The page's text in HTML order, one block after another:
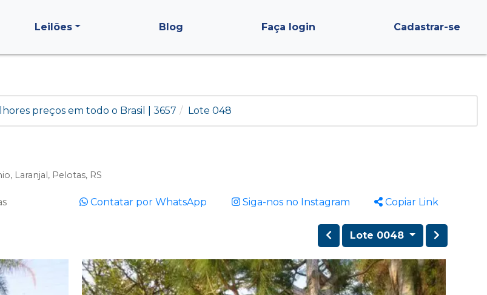
Leilões Blog Faça login Cadastrar-se
preços em todo o Brasil | 3657 Lote 048
Laranjal, Pelotas, RS
Contatar por WhatsApp Siga-nos no Instagram Copiar Link
Lote 0048